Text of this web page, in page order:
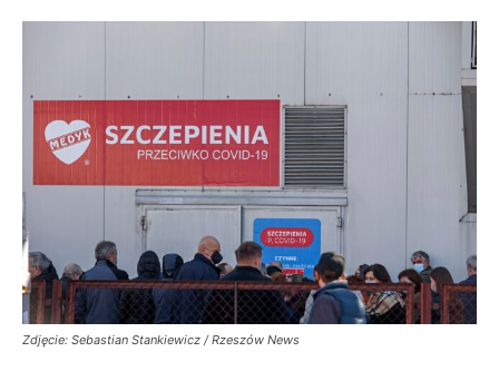
Zdjęcie: Sebastian Stankiewicz / Rzeszów News